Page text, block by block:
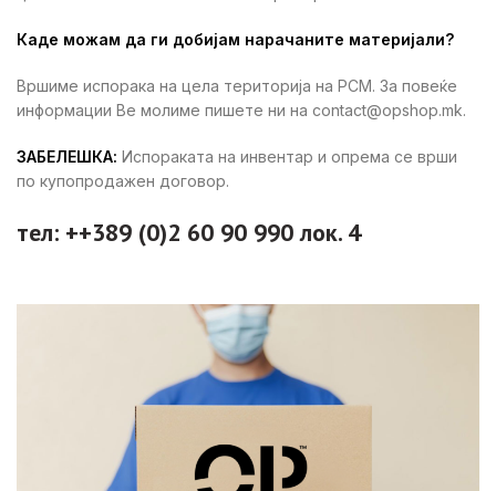
Каде можам да ги добијам нарачаните материјали?
Вршиме испорака на цела територија на РСМ. За повеќе
информации Ве молиме пишете ни на contact@opshop.mk.
ЗАБЕЛЕШКА: Испораката на инвентар и опрема се врши
по купопродажен договор.
тел: ++389 (0)2 60 90 990 лок. 4